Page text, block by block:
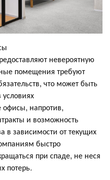
невероятную
помещения требуют
что может быть
напротив,
и возможность
в зависимости от текущих
быстро
при спаде, не неся
потерь.